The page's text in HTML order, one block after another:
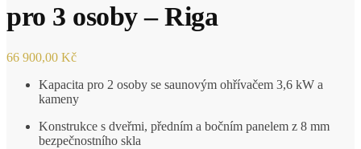
pro 3 osoby – Riga
66 900,00 Kč
Kapacita pro 2 osoby se saunovým ohřívačem 3,6 kW a
kameny
Konstrukce s dveřmi, předním a bočním panelem z 8 mm
bezpečnostního skla